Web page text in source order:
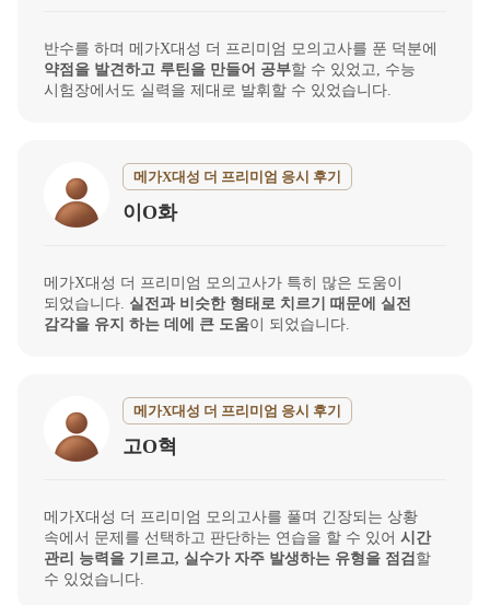
반수를 하며 메가X대성 더 프리미엄 모의고사를 푼 덕분에
약점을 발견하고 루틴을 만들어 공부할 수 있었고, 수능
시험장에서도 실력을 제대로 발휘할 수 있었습니다.
메가X대성 더 프리미엄 응시 후기
이O화
메가X대성 더 프리미엄 모의고사가 특히 많은 도움이
되었습니다. 실전과 비슷한 형태로 치르기 때문에 실전
감각을 유지 하는 데에 큰 도움이 되었습니다.
메가X대성 더 프리미엄 응시 후기
고O혁
메가X대성 더 프리미엄 모의고사를 풀며 긴장되는 상황
속에서 문제를 선택하고 판단하는 연습을 할 수 있어 시간
관리 능력을 기르고, 실수가 자주 발생하는 유형을 점검 할
수 있었습니다.